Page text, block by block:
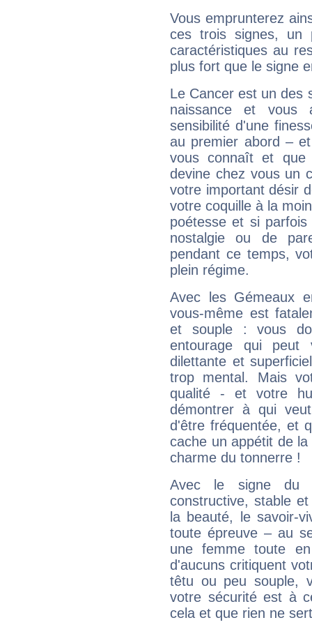
Vous emprunterez
ces trois signes, un
caractéristiques au
plus fort que le signe
Le Cancer est un des
naissance et vous
sensibilité d'une
au premier abord –
vous connaît et
devine chez vous un
votre important désir
votre coquille à la
poétesse et si
nostalgie ou de
pendant ce temps,
plein régime.
Avec les Gémeaux
vous-même est
et souple : vous
entourage qui
dilettante et
trop mental. Mais
qualité - et votre
démontrer à qui
d'être fréquentée, et
cache un appétit de
charme du tonnerre !
Avec le signe du
constructive, stable
la beauté, le savoir-
toute épreuve – au
une femme toute
d'aucuns critiquent
têtu ou peu souple,
votre sécurité est à
cela et que rien ne